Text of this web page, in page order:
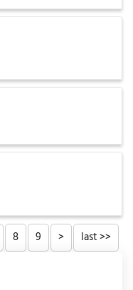
8 9 > last >>